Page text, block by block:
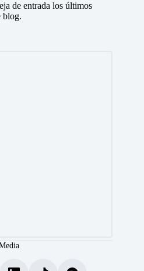
de entrada los últimos
blog.